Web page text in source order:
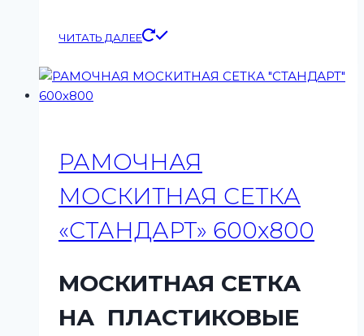
ЧИТАТЬ ДАЛЕЕ
РАМОЧНАЯ
МОСКИТНАЯ СЕТКА
«СТАНДАРТ» 600х800
МОСКИТНАЯ СЕТКА
НА ПЛАСТИКОВЫЕ